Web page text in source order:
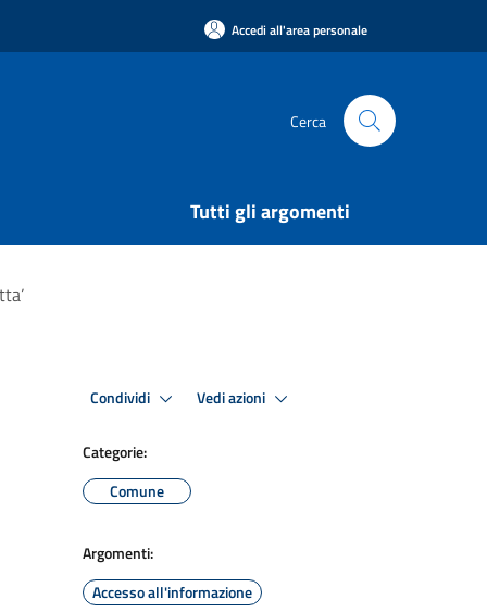
Accedi all'area personale
Cerca
Tutti gli argomenti
Condividi Vedi azioni
Categorie:
Comune
Argomenti:
Accesso all'informazione